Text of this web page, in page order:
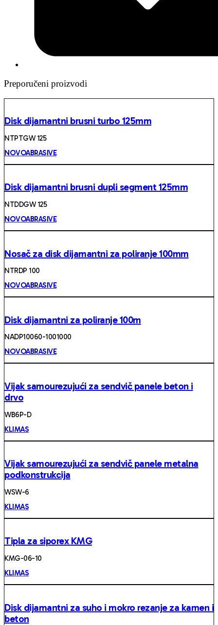
Preporučeni proizvodi
Disk dijamantni brusni turbo 125mm
NTPTGW 125
NOVOABRASIVE
Disk dijamantni brusni dupli segment 125mm
NTDDGW 125
NOVOABRASIVE
Nosač za disk dijamantni za poliranje 100mm
NTRDP 100
NOVOABRASIVE
Disk dijamantni za poliranje 100m
NADP10060-1001000
NOVOABRASIVE
Vijak samourezujući za sendvič panele beton i
drvo
WB6P-D
KLIMAS
Vijak samourezujući za sendvič panele metalna
podkonstrukcija
WSW-6
KLIMAS
Tipla za siporex KMG
KMG-06-10
KLIMAS
Disk dijamantni za suho i mokro rezanje za kamen i
beton